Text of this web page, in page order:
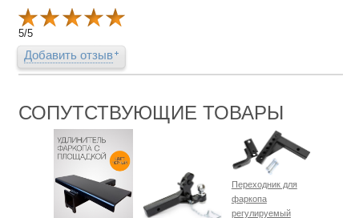
5/5
Добавить отзыв
СОПУТСТВУЮЩИЕ ТОВАРЫ
Переходник для
фаркопа
регулируемый